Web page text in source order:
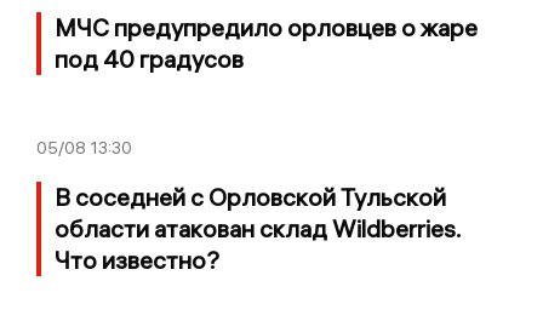
МЧС предупредило орловцев о жаре
под 40 градусов
05/08 13:30
В соседней с Орловской Тульской
области атакован склад Wildberries.
Что известно?